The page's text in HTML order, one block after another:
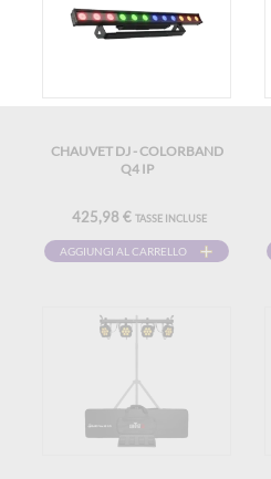
CHAUVET DJ - COLORBAND
Q4 IP
425,98 € TASSE INCLUSE
AGGIUNGI AL CARRELLO